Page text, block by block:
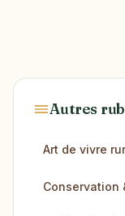
Autres
Art de vivre
Conservation